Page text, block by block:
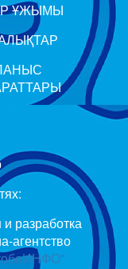
ҰЖЫМЫ
разработка
агентство